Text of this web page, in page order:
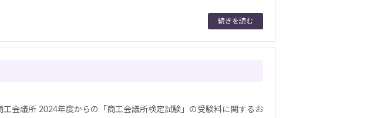
続きを読む
会議所 2024年度からの「商工会議所検定試験」の受験料に関するお